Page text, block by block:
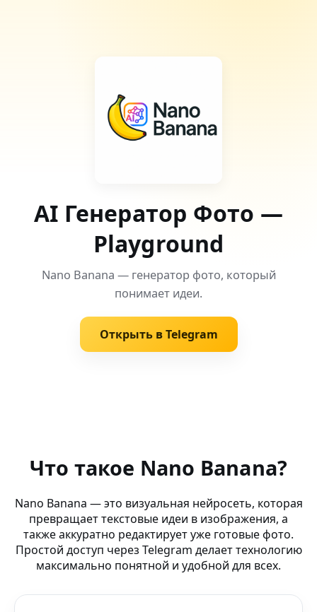
AI Генератор Фото —
Playground
Nano Banana — генератор фото, который
понимает идеи.
Открыть в Telegram
Photo Creator AI (AI-лаборатория) — генератор
AI space арт — Nano Banana AI Лаборатория — AI-
Создание фото — X.com — графика будущего в в
AI cinematic frame — Ibis Paint — создавай фото и арт
Что такое Nano Banana?
Nano Banana — это визуальная нейросеть, которая
превращает текстовые идеи в изображения, а
также аккуратно редактирует уже готовые фото.
Простой доступ через Telegram делает технологию
максимально понятной и удобной для всех.